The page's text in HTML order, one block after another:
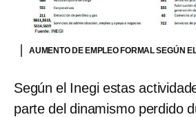
AUMENTO DE EMPLEO FORMAL SEGÚN
Según el Inegi estas
parte del dinamismo perdido